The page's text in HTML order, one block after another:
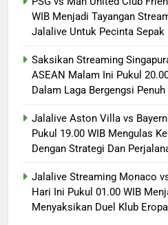
WIB Menjadi Tayangan
Jalalive Untuk Pecinta Sepak
Saksikan Streaming
ASEAN Malam Ini Pukul
Dalam Laga Bergengsi
Jalalive Aston Villa vs
Pukul 19.00 WIB Mengulas
Dengan Strategi Dan
Jalalive Streaming Monaco
Hari Ini Pukul 01.00 WIB
Menyaksikan Duel Klub Eropa